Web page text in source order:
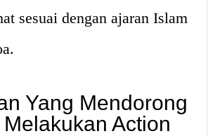
sesuai dengan ajaran Islam
Yang Mendorong
Action